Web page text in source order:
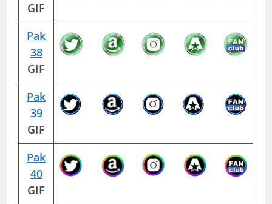
GIF
Pak
38
GIF
Pak
39
GIF
Pak
40
GIF